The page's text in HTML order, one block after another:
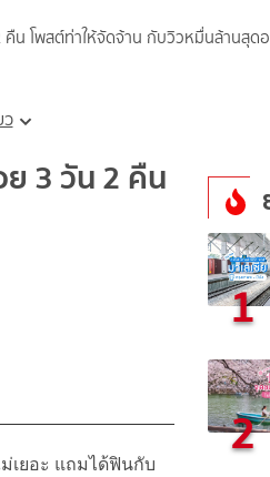
น โพสต์ท่าให้จัดจ้าน กับวิวหมื่นล้านสุด
3 วัน 2 คืน
เยอะ แถมได้ฟินกับ
1
2